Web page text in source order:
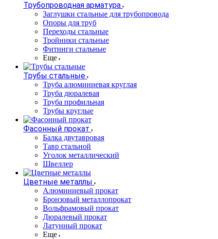
Трубопроводная арматура
Заглушки стальные для трубопровода
Опоры для труб
Переходы стальные
Тройники стальные
Фитинги стальные
Еще
Трубы стальные
Труба алюминиевая круглая
Труба дюралевая
Труба профильная
Трубы круглые
Фасонный прокат
Балка двутавровая
Тавр стальной
Уголок металлический
Швеллер
Цветные металлы
Алюминиевый прокат
Бронзовый металлопрокат
Вольфрамовый прокат
Дюралевый прокат
Латунный прокат
Еще